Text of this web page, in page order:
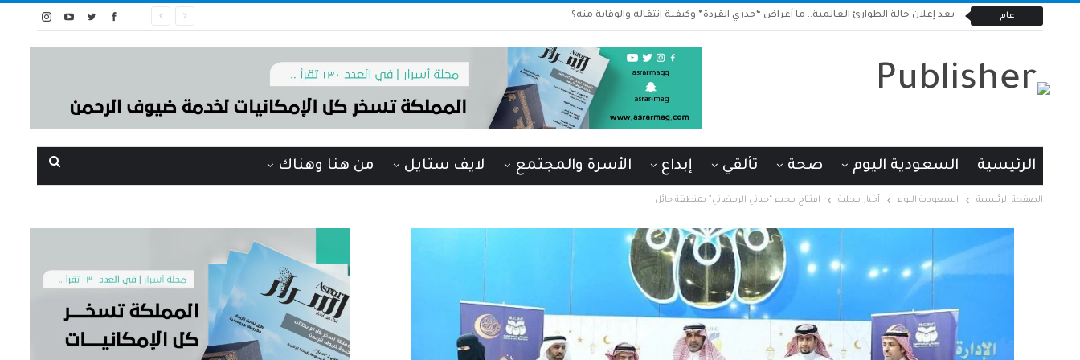
عام بعد إعلان حالة الطوارئ العالمية.. ما أعراض “جدري القردة” وكيفية انتقاله والوقاية منه؟
الرئيسية السعودية اليوم صحة تألقي إبداع الأسرة والمجتمع لايف ستايل من هنا وهناك
الصفحة الرئيسية السعودية اليوم أخبار محلية افتتاح مخيم “حياتي الرمضاني” بمنطقة حائل